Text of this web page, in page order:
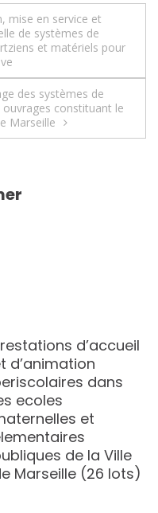
mise en service et
de systèmes de
et matériels pour
des systèmes de
constituant le
Marseille
d’accueil
d’animation
dans
ecoles
et
de la Ville
Marseille (26 lots)